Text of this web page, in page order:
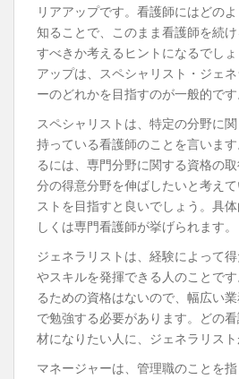
リアアップです。看護師にはどの
知ることで、このまま看護師を続
すべきか考えるヒントになるでし
アップは、スペシャリスト・ジェ
ーのどれかを目指すのが一般的です
スペシャリストは、特定の分野に
持っている看護師のことを言いま
るには、専門分野に関する資格の
分の得意分野を伸ばしたいと考え
ストを目指すと良いでしょう。具
しくは専門看護師が挙げられます。
ジェネラリストは、経験によって
やスキルを発揮できる人のことで
るための資格はないので、幅広い
で勉強する必要があります。どの
材になりたい人に、ジェネラリスト
マネージャーは、管理職のことを